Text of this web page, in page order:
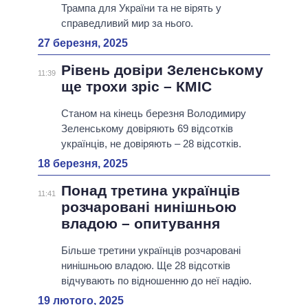
Трампа для України та не вірять у
справедливий мир за нього.
27 березня, 2025
11:39
Рівень довіри Зеленському
ще трохи зріс – КМІС
Станом на кінець березня Володимиру
Зеленському довіряють 69 відсотків
українців, не довіряють – 28 відсотків.
18 березня, 2025
11:41
Понад третина українців
розчаровані нинішньою
владою – опитування
Більше третини українців розчаровані
нинішньою владою. Ще 28 відсотків
відчувають по відношенню до неї надію.
19 лютого, 2025